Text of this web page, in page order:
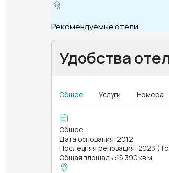
Рекомендуемые отели
Удобства
Общее Услуги Номера
Общее
Дата основания :2012
Последняя реновация :2023
Общая площадь :15 390 кв.м.